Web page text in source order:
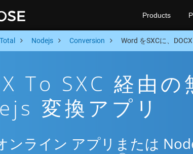
Products
Nodejs Conversion Word をSXCに、
To SXC 経由の
変換アプリ
ンライン アプリまたは